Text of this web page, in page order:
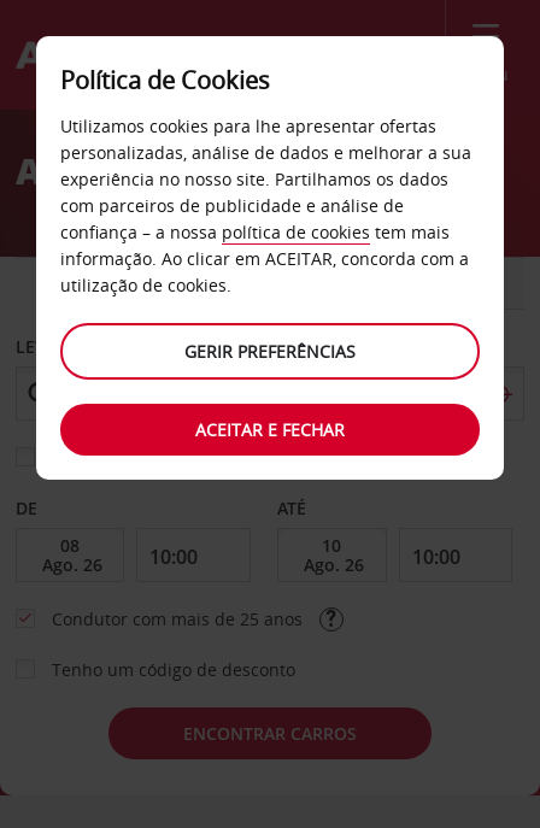
Menu
Welcome
AvisAluguer de carros Gap
CARRO
LEVANTAR EM
Escolher uma estação de devolução diferente
DE ATÉ
Condutor com mais de 25 anos
Tenho um código de desconto
ENCONTRAR CARROS
Política de Cookies
Utilizamos cookies para lhe apresentar ofertas
personalizadas, análise de dados e melhorar a sua
experiência no nosso site. Partilhamos os dados
com parceiros de publicidade e análise de
confiança – a nossa política de cookies tem mais
informação. Ao clicar em ACEITAR, concorda com a
utilização de cookies.
GERIR PREFERÊNCIAS
ACEITAR E FECHAR